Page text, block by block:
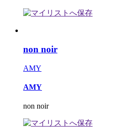
non noir
AMY
AMY
non noir